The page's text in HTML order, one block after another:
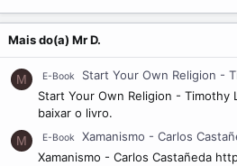
Mais do(a) Mr D.
M E-Book
Start Your Own Religion -
Start Your Own Religion - Timothy
baixar o livro.
M
E-Book
Xamanismo - Carlos
Xamanismo - Carlos Castañeda